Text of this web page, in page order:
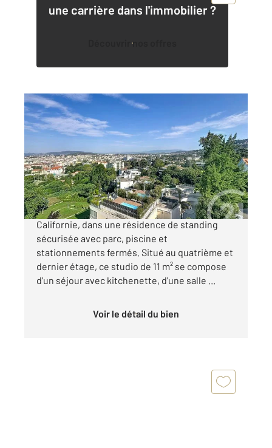
une carrière dans l'immobilier ?
Découvrir nos offres
CANNES 06
11 m 2, 1 pièce
Ref : 52267
Appartement F1 à vendre
99 500 €
Cannes Secteur résidentiel de la Basse
Californie, dans une résidence de standing
sécurisée avec parc, piscine et
stationnements fermés. Situé au quatrième et
dernier étage, ce studio de 11 m² se compose
d'un séjour avec kitchenette, d'une salle ...
Voir le détail du bien